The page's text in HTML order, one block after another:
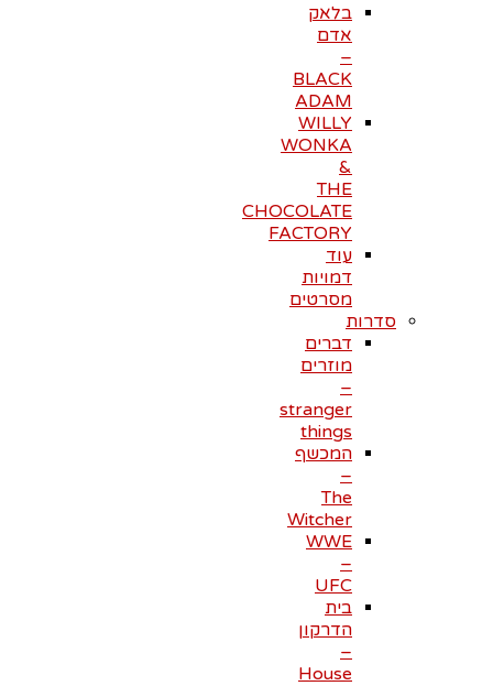
בלאק
אדם
–
BLACK
ADAM
WILLY
WONKA
&
THE
CHOCOLATE
FACTORY
עוד
דמויות
מסרטים
סדרות
דברים
מוזרים
–
stranger
things
המכשף
–
The
Witcher
WWE
–
UFC
בית
הדרקון
–
House